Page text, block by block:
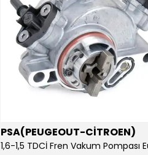
PSA(PEUGEOUT-CİTROEN)